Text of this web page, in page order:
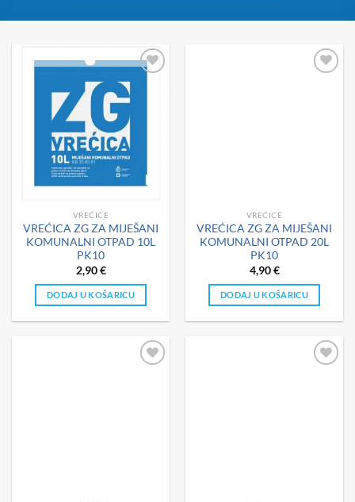
VREĆICE
VREĆICA ZG ZA MIJEŠANI
KOMUNALNI OTPAD 10L
PK10
2,90€
DODAJ U KOŠARICU
VREĆICE
VREĆICA ZG ZA MIJEŠANI
KOMUNALNI OTPAD 20L
PK10
4,90€
DODAJ U KOŠARICU